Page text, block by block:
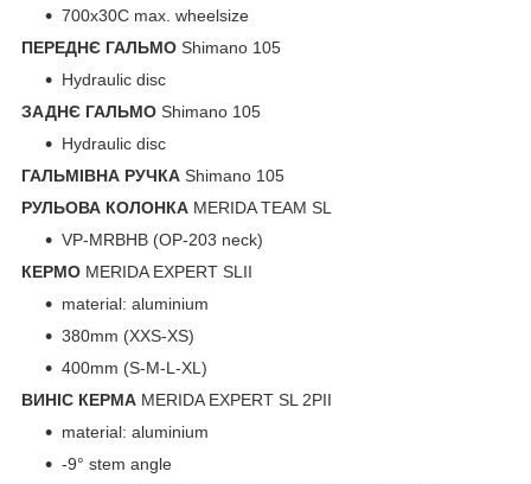
700x30C max. wheelsize
ПЕРЕДНЄ ГАЛЬМО Shimano 105
Hydraulic disc
ЗАДНЄ ГАЛЬМО Shimano 105
Hydraulic disc
ГАЛЬМІВНА РУЧКА Shimano 105
РУЛЬОВА КОЛОНКА MERIDA TEAM SL
VP-MRBHB (OP-203 neck)
КЕРМО MERIDA EXPERT SLII
material: aluminium
380mm (XXS-XS)
400mm (S-M-L-XL)
ВИНІС КЕРМА MERIDA EXPERT SL 2PII
material: aluminium
-9° stem angle